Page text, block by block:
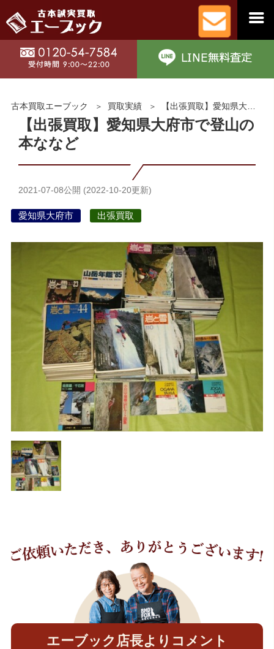
古本買取エーブック 買取実績 【出張買取】愛知県大府市で登山の本ななど
【出張買取】愛知県大府市で登山の
本ななど
2021-07-08公開 (2022-10-20更新)
愛知県大府市 出張買取
エーブック店長よりコメント